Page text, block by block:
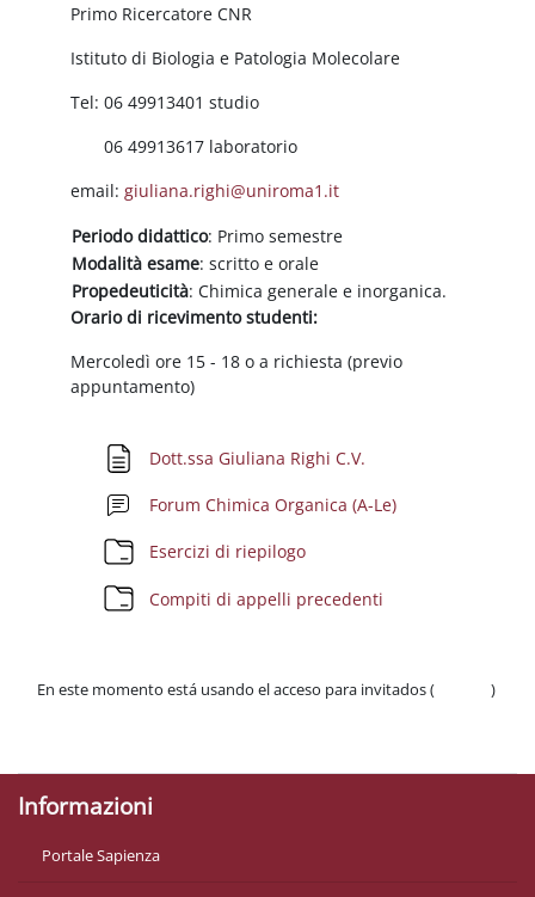
Primo Ricercatore CNR
Istituto di Biologia e Patologia Molecolare
Tel: 06 49913401 studio
06 49913617 laboratorio
email:giuliana.righi@uniroma1.it
Periodo didattico: Primo semestre
Modalità esame: scritto e orale
Propedeuticità: Chimica generale e inorganica.
Orario di ricevimento studenti:
Mercoledì ore 15 - 18 o a richiesta (previo
appuntamento)
Dott.ssa Giuliana Righi C.V.
Forum Chimica Organica (A-Le)
Esercizi di riepilogoCarpeta
Compiti di appelli precedenti
En este momento está usando el acceso para invitados (
)
Informazioni
Portale Sapienza